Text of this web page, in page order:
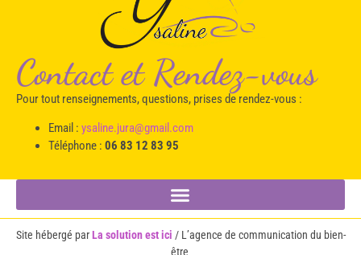
Contact et Rendez-vous
Pour tout renseignements, questions, prises de rendez-vous :
Email : ysaline.jura@gmail.com
Téléphone : 06 83 12 83 95
Site hébergé parLa solution est ici / L’agence de communication du bien-
être